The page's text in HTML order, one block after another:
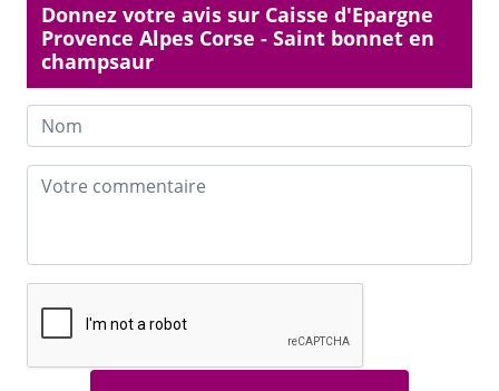
Donnez votre avis sur Caisse d'Epargne
Provence Alpes Corse - Saint bonnet en
champsaur